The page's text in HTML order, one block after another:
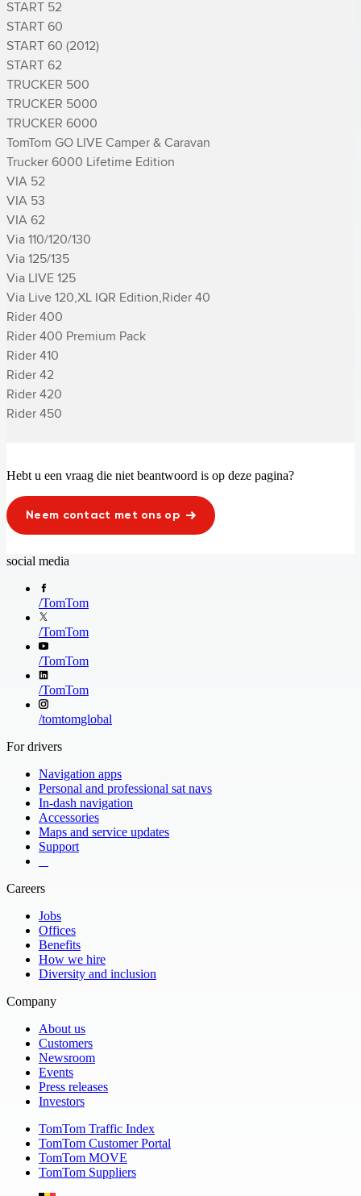
START 52
START 60
START 60 (2012)
START 62
TRUCKER 500
TRUCKER 5000
TRUCKER 6000
TomTom GO LIVE Camper & Caravan
Trucker 6000 Lifetime Edition
VIA 52
VIA 53
VIA 62
Via 110/120/130
Via 125/135
Via LIVE 125
Via Live 120,XL IQR Edition,­Rider 40
­Rider 400
­Rider 400 Premium Pack
­Rider 410
­Rider 42
­Rider 420
­Rider 450
Hebt u een vraag die niet beantwoord is op deze pagina?
Neem contact met ons op
social media
/TomTom
/TomTom
/TomTom
/TomTom
/tomtomglobal
For drivers
Navigation apps
Personal and professional sat navs
In-dash navigation
Accessories
Maps and service updates
Support
Careers
Jobs
Offices
Benefits
How we hire
Diversity and inclusion
Company
About us
Customers
Newsroom
Events
Press releases
Investors
TomTom Traffic Index
TomTom Customer Portal
TomTom MOVE
TomTom Suppliers